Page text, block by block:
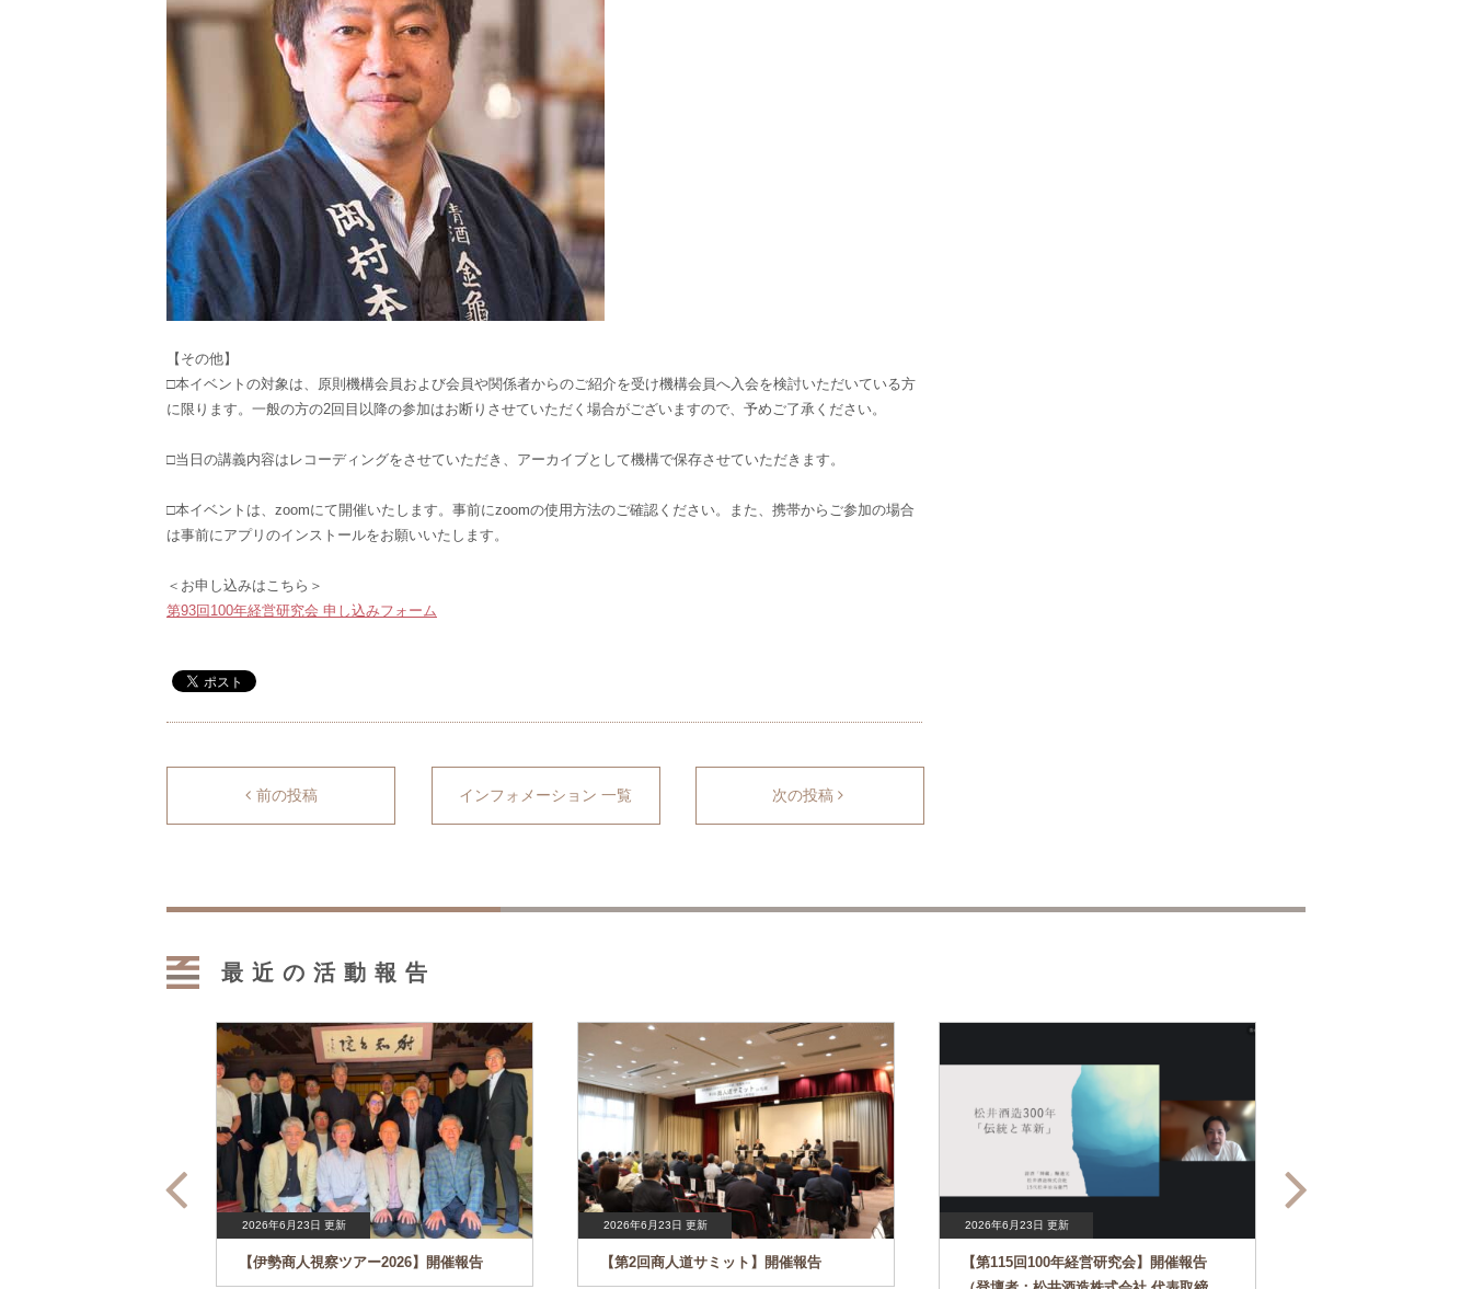
【その他】
□本イベントの対象は、原則機構会員および会員や関係者からのご紹介を受け機構会員へ入会を検討いただいている方
に限ります。一般の方の2回目以降の参加はお断りさせていただく場合がございますので、予めご了承ください。
□当日の講義内容はレコーディングをさせていただき、アーカイブとして機構で保存させていただきます。
□本イベントは、zoomにて開催いたします。事前にzoomの使用方法のご確認ください。また、携帯からご参加の場合
は事前にアプリのインストールをお願いいたします。
＜お申し込みはこちら＞
第93回100年経営研究会 申し込みフォーム
前の投稿 インフォメーション 一覧 次の投稿
最近の活動報告
2026年6月23日 更新
【伊勢商人視察ツアー2026】開催報告
2026年6月23日 更新
【第2回商人道サミット】開催報告
2026年6月23日 更新
【第115回100年経営研究会】開催報告